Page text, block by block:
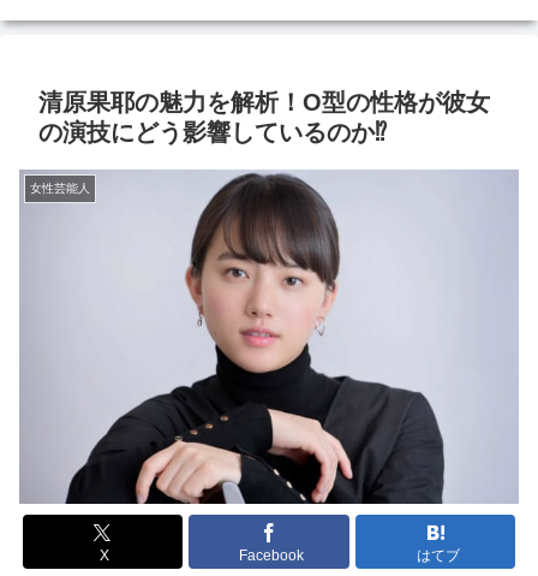
清原果耶の魅力を解析！O型の性格が彼女
の演技にどう影響しているのか⁉
女性芸能人
X Facebook はてブ